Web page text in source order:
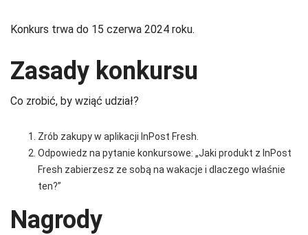
Konkurs trwa do 15 czerwa 2024 roku.
Zasady konkursu
Co zrobić, by wziąć udział?
Zrób zakupy w aplikacji InPost Fresh.
Odpowiedz na pytanie konkursowe: „Jaki produkt z InPost
Fresh zabierzesz ze sobą na wakacje i dlaczego właśnie
ten?”
Nagrody